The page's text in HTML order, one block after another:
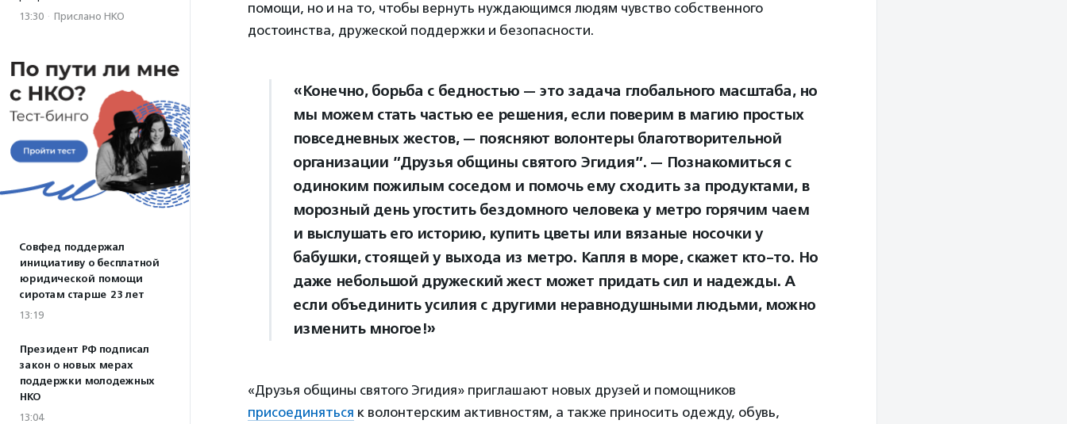
13:30 · Прислано НКО
Совфед поддержал
инициативу о бесплатной
юридической помощи
сиротам старше 23 лет
13:19
Президент РФ подписал
закон о новых мерах
поддержки молодежных
НКО
13:04
помощи, но и на то, чтобы вернуть нуждающимся людям чувство собственного
достоинства, дружеской поддержки и безопасности.
«Конечно, борьба с бедностью — это задача глобального масштаба, но
мы можем стать частью ее решения, если поверим в магию простых
повседневных жестов, — поясняют волонтеры благотворительной
организации ”Друзья общины святого Эгидия”. — Познакомиться с
одиноким пожилым соседом и помочь ему сходить за продуктами, в
морозный день угостить бездомного человека у метро горячим чаем
и выслушать его историю, купить цветы или вязаные носочки у
бабушки, стоящей у выхода из метро. Капля в море, скажет кто-то. Но
даже небольшой дружеский жест может придать сил и надежды. А
если объединить усилия с другими неравнодушными людьми, можно
изменить многое!»
«Друзья общины святого Эгидия» приглашают новых друзей и помощников
присоединяться к волонтерским активностям, а также приносить одежду, обувь,